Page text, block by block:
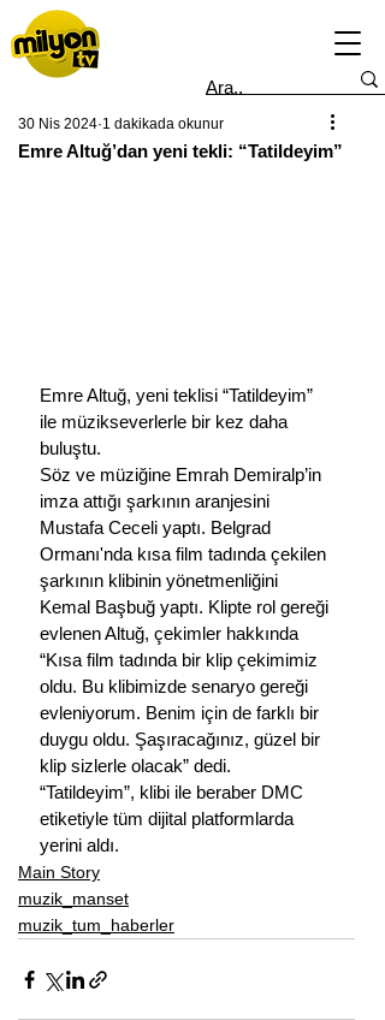
Emre Altuğ’dan yeni tekli: “Tatildeyim”
30 Nis 2024 1 dakikada okunur
Emre Altuğ, yeni teklisi “Tatildeyim”
ile müzikseverlerle bir kez daha
buluştu.
Söz ve müziğine Emrah Demiralp’in
imza attığı şarkının aranjesini
Mustafa Ceceli yaptı. Belgrad
Ormanı'nda kısa film tadında çekilen
şarkının klibinin yönetmenliğini
Kemal Başbuğ yaptı. Klipte rol gereği
evlenen Altuğ, çekimler hakkında
“Kısa film tadında bir klip çekimimiz
oldu. Bu klibimizde senaryo gereği
evleniyorum. Benim için de farklı bir
duygu oldu. Şaşıracağınız, güzel bir
klip sizlerle olacak” dedi.
“Tatildeyim”, klibi ile beraber DMC
etiketiyle tüm dijital platformlarda
yerini aldı.
Main Story
muzik_manset
muzik_tum_haberler